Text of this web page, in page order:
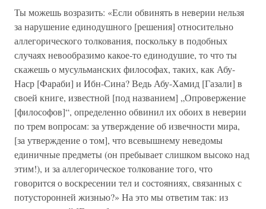
Ты можешь возразить: «Если обвинять в неверии нельзя
за нарушение единодушного [решения] относительно
аллегорического толкования, поскольку в подобных
случаях невообразимо какое-то единодушие, то что ты
скажешь о мусульманских философах, таких, как Абу-
Наср [Фараби] и Ибн-Сина? Ведь Абу-Хамид [Газали] в
своей книге, известной [под названием] „Опровержение
[философов]“, определенно обвинил их обоих в неверии
по трем вопросам: за утверждение об извечности мира,
[за утверждение о том], что всевышнему неведомы
единичные предметы (он пребывает слишком высоко над
этим!), и за аллегорическое толкование того, что
говорится о воскресении тел и состояниях, связанных с
потусторонней жизнью?» На это мы ответим так: из